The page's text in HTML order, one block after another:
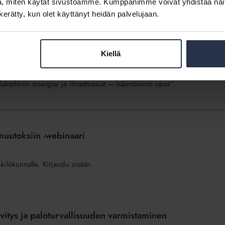
miten käytät sivustoamme. Kumppanimme voivat yhdistää
kun olet käyttänyt heidän palvelujaan.
Kiellä
energia- ja ilmastoasiat – Isännöinnin opas”.
-webinaari
Kirjaudu sisään
ja paloturvallisuuden varmistaminen